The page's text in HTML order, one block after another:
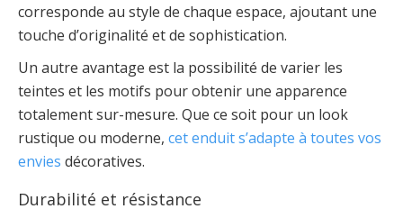
corresponde au style de chaque espace, ajoutant une
touche d’originalité et de sophistication.
Un autre avantage est la possibilité de varier les
teintes et les motifs pour obtenir une apparence
totalement sur-mesure. Que ce soit pour un look
rustique ou moderne, cet enduit s’adapte à toutes vos
envies décoratives.
Durabilité et résistance